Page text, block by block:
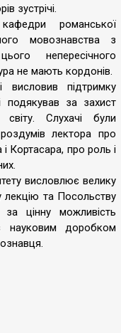
зустрічі.
романської
мовознавства з
непересічного
не мають кордонів.
висловив підтримку
подякував за захист
світу. Слухачі були
лектора про
і Кортасара, про роль і
висловлює велику
лекцію та Посольству
за цінну можливість
науковим доробком